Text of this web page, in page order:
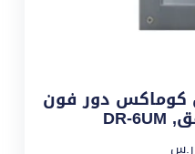
كوماكس دور فون
ر.س